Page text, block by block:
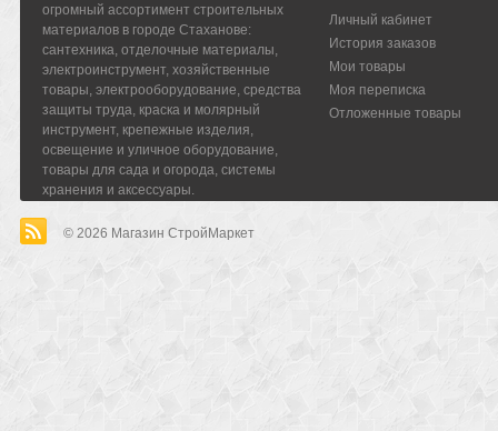
огромный ассортимент строительных
материалов в городе Стаханове:
сантехника, отделочные материалы,
электроинструмент, хозяйственные
товары, электрооборудование, средства
защиты труда, краска и молярный
инструмент, крепежные изделия,
освещение и уличное оборудование,
товары для сада и огорода, системы
хранения и аксессуары.
Личный кабинет
История заказов
Мои товары
Моя переписка
Отложенные товары
© 2026 Магазин СтройМаркет